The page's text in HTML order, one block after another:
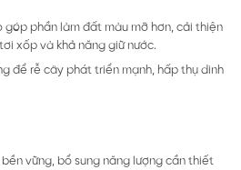
góp phần làm đất màu mỡ hơn, cải thiện
xốp và khả năng giữ nước.
để rễ cây phát triển mạnh, hấp thụ dinh
vững, bổ sung năng lượng cần thiết